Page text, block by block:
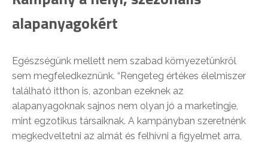
alapanyagokért
Egészségünk mellett nem szabad környezetünkről
sem megfeledkeznünk. “Rengeteg értékes élelmiszer
található itthon is, azonban ezeknek az
alapanyagoknak sajnos nem olyan jó a marketingje,
mint egzotikus társaiknak. A kampányban szeretnénk
megkedveltetni az almát és felhívni a figyelmet arra,